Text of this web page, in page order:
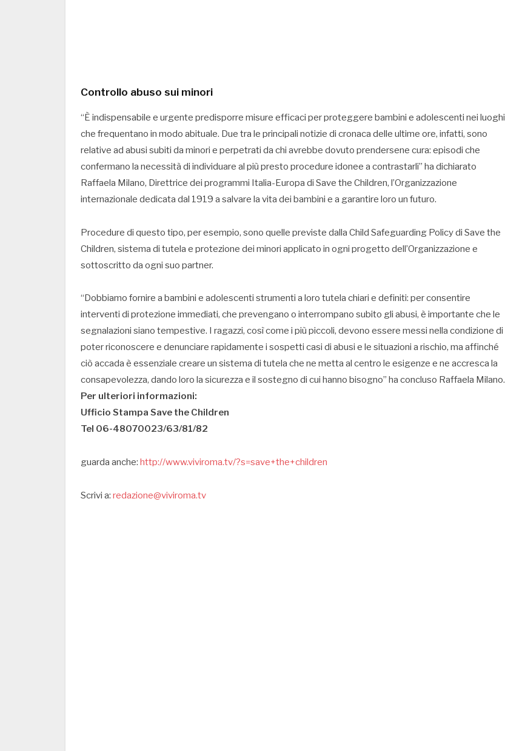
Controllo abuso sui minori
“È indispensabile e urgente predisporre misure efficaci per proteggere bambini e adolescenti nei luoghi
che frequentano in modo abituale. Due tra le principali notizie di cronaca delle ultime ore, infatti, sono
relative ad abusi subiti da minori e perpetrati da chi avrebbe dovuto prendersene cura: episodi che
confermano la necessità di individuare al più presto procedure idonee a contrastarli” ha dichiarato
Raffaela Milano, Direttrice dei programmi Italia-Europa di Save the Children, l’Organizzazione
internazionale dedicata dal 1919 a salvare la vita dei bambini e a garantire loro un futuro.
Procedure di questo tipo, per esempio, sono quelle previste dalla Child Safeguarding Policy di Save the
Children, sistema di tutela e protezione dei minori applicato in ogni progetto dell’Organizzazione e
sottoscritto da ogni suo partner.
“Dobbiamo fornire a bambini e adolescenti strumenti a loro tutela chiari e definiti: per consentire
interventi di protezione immediati, che prevengano o interrompano subito gli abusi, è importante che le
segnalazioni siano tempestive. I ragazzi, così come i più piccoli, devono essere messi nella condizione di
poter riconoscere e denunciare rapidamente i sospetti casi di abusi e le situazioni a rischio, ma affinché
ciò accada è essenziale creare un sistema di tutela che ne metta al centro le esigenze e ne accresca la
consapevolezza, dando loro la sicurezza e il sostegno di cui hanno bisogno” ha concluso Raffaela Milano.
Per ulteriori informazioni:
Ufficio Stampa Save the Children
Tel 06-48070023/63/81/82
guarda anche: http://www.viviroma.tv/?s=save+the+children
Scrivi a: redazione@viviroma.tv